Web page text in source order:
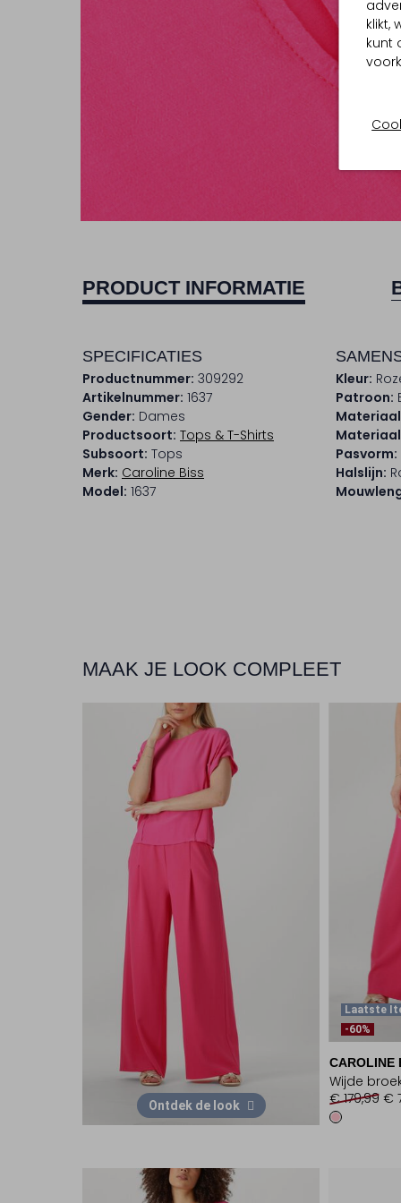
klikt,
kunt
PRODUCT INFORMATIE
SPECIFICATIES
Productnummer: 309292
Artikelnummer: 1637
Gender: Dames
Productsoort: Tops & T-Shirts
Subsoort: Tops
Merk: Caroline Biss
Model: 1637
Kleur:
Patroon:
Pasvorm:
Halslijn:
MAAK JE LOOK COMPLEET
Ontdek de look
Laatste
-60%
CAROLINE
Wijde
€ 179,99 €